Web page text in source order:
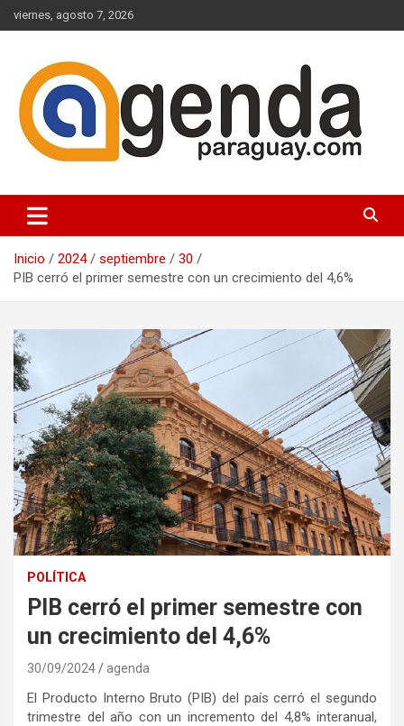
Saltar
al
viernes, agosto 7, 2026
Agenda Paraguay
Inicio 2024 septiembre
30
PIB cerró el primer semestre con un crecimiento del 4,6%
POLÍTICA
PIB cerró el primer semestre con
un crecimiento del 4,6%
30/09/2024 agenda
El Producto Interno Bruto (PIB) del país cerró el segundo
trimestre del año con un incremento del 4,8% interanual,